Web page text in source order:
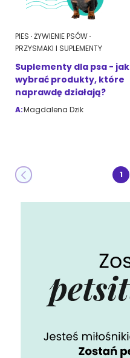
PIES ŻYWIENIE PSÓW
PRZYSMAKI I SUPLEMENTY
Suplementy dla psa - jak
wybrać produkty, które
naprawdę działają?
A:Magdalena Dzik
1